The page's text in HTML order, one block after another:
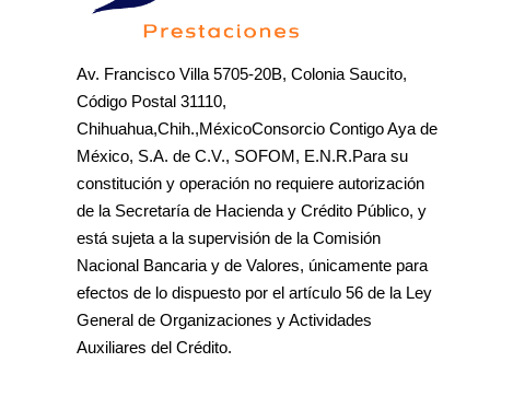
Av. Francisco Villa 5705-20B, Colonia Saucito,
Código Postal 31110,
Chihuahua,Chih.,MéxicoConsorcio Contigo Aya de
México, S.A. de C.V., SOFOM, E.N.R.Para su
constitución y operación no requiere autorización
de la Secretaría de Hacienda y Crédito Público, y
está sujeta a la supervisión de la Comisión
Nacional Bancaria y de Valores, únicamente para
efectos de lo dispuesto por el artículo 56 de la Ley
General de Organizaciones y Actividades
Auxiliares del Crédito.